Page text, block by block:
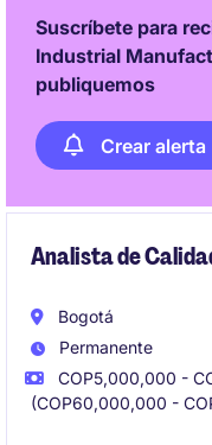
This role combines
(70%) and
month-end close,
quality
Suscríbete para
Industrial
publiquemos
Crear alerta
Analista de
Bogotá
Permanente
COP5,000,000 -
(COP60,000,000 -